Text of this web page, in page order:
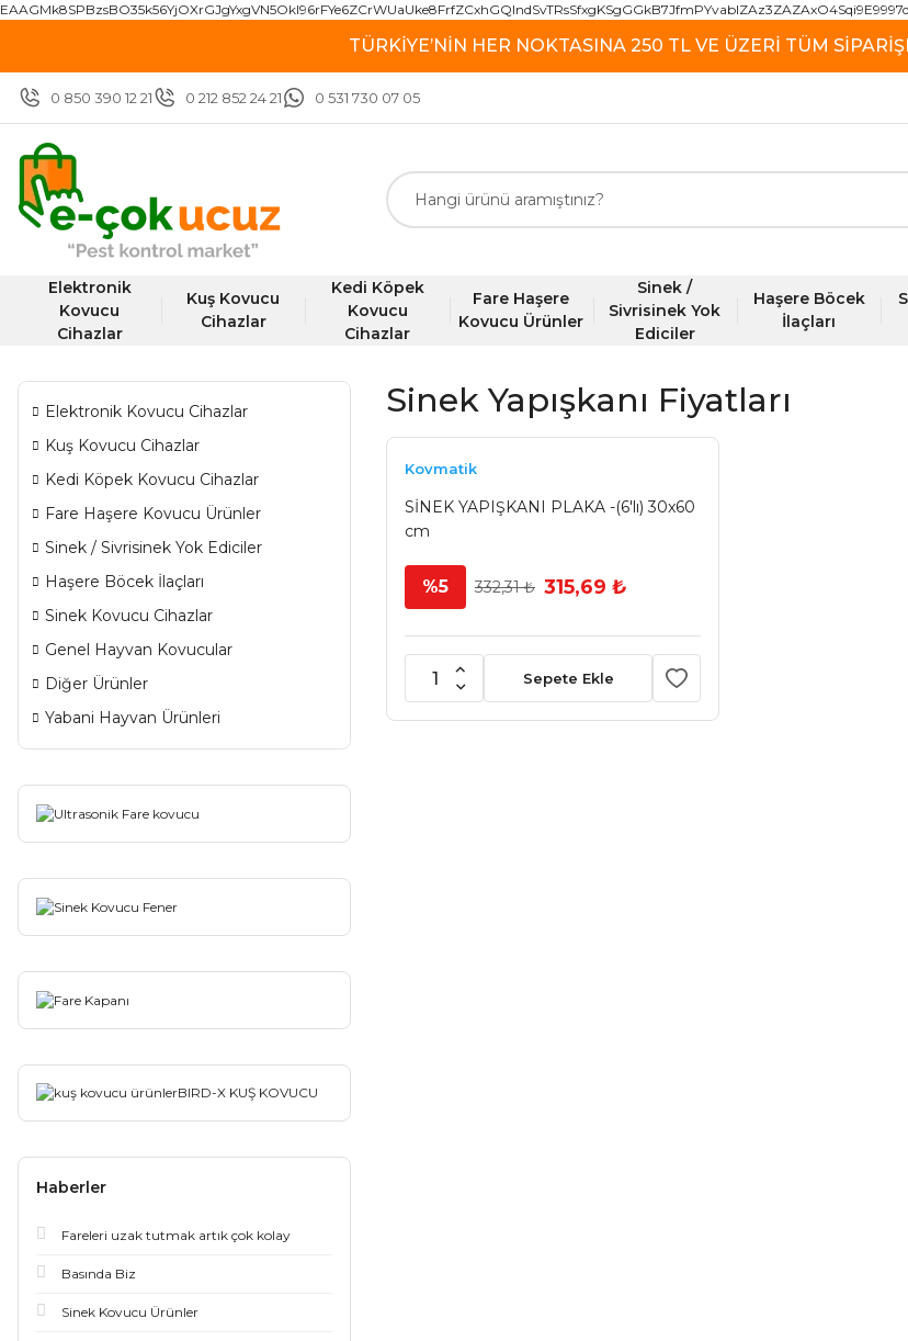
TÜRKİYE’NİN HER NOKTASINA 250 TL VE ÜZERİ TÜM
0 850 390 12 21 0 212 852 24 21 0 531 730 07 05
Elektronik
Kovucu
Cihazlar
Kuş Kovucu
Cihazlar
Kedi Köpek
Kovucu
Cihazlar
Fare Haşere
Kovucu Ürünler
Sinek /
Sivrisinek Yok
Ediciler
Haşere Böcek
İlaçları
Elektronik Kovucu Cihazlar
Kuş Kovucu Cihazlar
Kedi Köpek Kovucu Cihazlar
Fare Haşere Kovucu Ürünler
Sinek / Sivrisinek Yok Ediciler
Haşere Böcek İlaçları
Sinek Kovucu Cihazlar
Genel Hayvan Kovucular
Diğer Ürünler
Yabani Hayvan Ürünleri
BIRD-X KUŞ KOVUCU
Haberler
Fareleri uzak tutmak artık çok kolay
Basında Biz
Sinek Kovucu Ürünler
Sinek Yapışkanı Fiyatları
Kovmatik
SİNEK YAPIŞKANI PLAKA -(6'lı) 30x60
cm
%5 332,31 ₺ 315,69 ₺
Sepete Ekle